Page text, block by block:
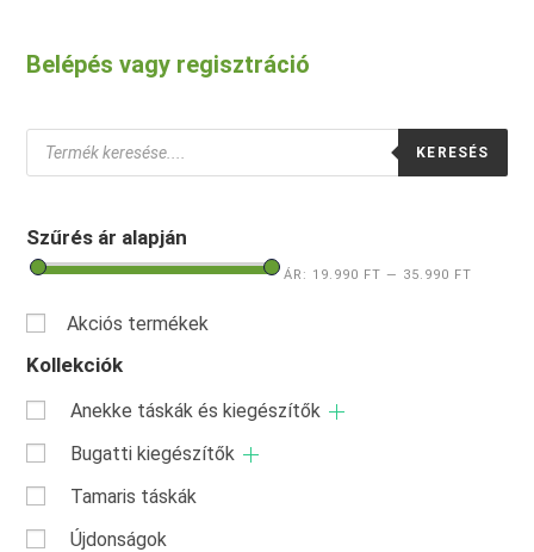
Belépés vagy regisztráció
Products
search
KERESÉS
Szűrés ár alapján
ÁR: 19.990 FT — 35.990 FT
Akciós termékek
Kollekciók
Anekke táskák és kiegészítők
Bugatti kiegészítők
Tamaris táskák
Újdonságok